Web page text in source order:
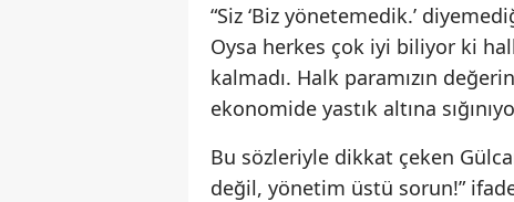
“Siz ‘Biz yönetemedik.’
Oysa herkes çok iyi biliyor ki
kalmadı. Halk paramızın
ekonomide yastık altına
Bu sözleriyle dikkat çeken
değil, yönetim üstü sorun!”